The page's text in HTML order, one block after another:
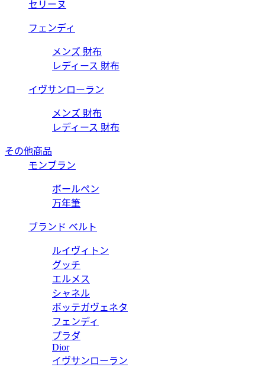
セリーヌ
フェンディ
メンズ 財布
レディース 財布
イヴサンローラン
メンズ 財布
レディース 財布
その他商品
モンブラン
ボールペン
万年筆
ブランド ベルト
ルイヴィトン
グッチ
エルメス
シャネル
ボッテガヴェネタ
フェンディ
プラダ
Dior
イヴサンローラン